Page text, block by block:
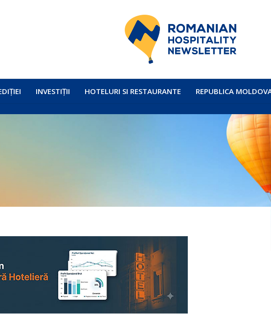
INVESTIȚII HOTELURI SI RESTAURANTE REPUBLICA